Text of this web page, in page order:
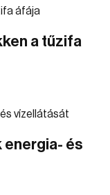
a tűzifa
energia- és